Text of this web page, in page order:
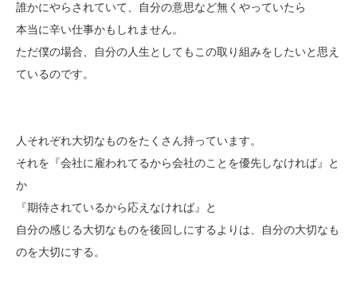
誰かにやらされていて、自分の意思など無くやっていたら
本当に辛い仕事かもしれません。
ただ僕の場合、自分の人生としてもこの取り組みをしたいと思え
ているのです。
人それぞれ大切なものをたくさん持っています。
それを『会社に雇われてるから会社のことを優先しなければ』と
か
『期待されているから応えなければ』と
自分の感じる大切なものを後回しにするよりは、自分の大切なも
のを大切にする。